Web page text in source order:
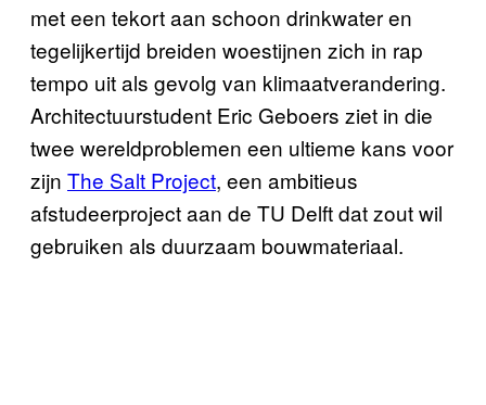
met een tekort aan schoon drinkwater en
tegelijkertijd breiden woestijnen zich in rap
tempo uit als gevolg van klimaatverandering.
Architectuurstudent Eric Geboers ziet in die
twee wereldproblemen een ultieme kans voor
zijn The Salt Project, een ambitieus
afstudeerproject aan de TU Delft dat zout wil
gebruiken als duurzaam bouwmateriaal.